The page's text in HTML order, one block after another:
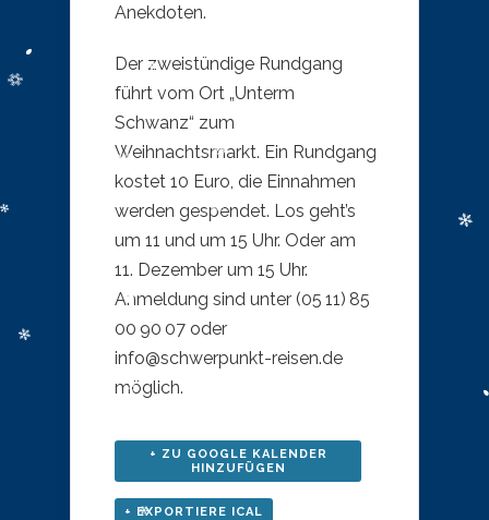
Anekdoten.
Der zweistündige Rundgang
führt vom Ort „Unterm
Schwanz“ zum
Weihnachtsmarkt. Ein Rundgang
kostet 10 Euro, die Einnahmen
werden gespendet. Los geht’s
um 11 und um 15 Uhr. Oder am
11. Dezember um 15 Uhr.
Anmeldung sind unter (05 11) 85
00 90 07 oder
info@schwerpunkt-reisen.de
möglich.
+ ZU GOOGLE KALENDER
HINZUFÜGEN
+ EXPORTIERE ICAL